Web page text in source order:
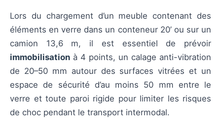
Lors du chargement d’un meuble contenant des
éléments en verre dans un conteneur 20’ ou sur un
camion 13,6 m, il est essentiel de prévoir
immobilisation à 4 points, un calage anti-vibration
de 20–50 mm autour des surfaces vitrées et un
espace de sécurité d’au moins 50 mm entre le
verre et toute paroi rigide pour limiter les risques
de choc pendant le transport intermodal.